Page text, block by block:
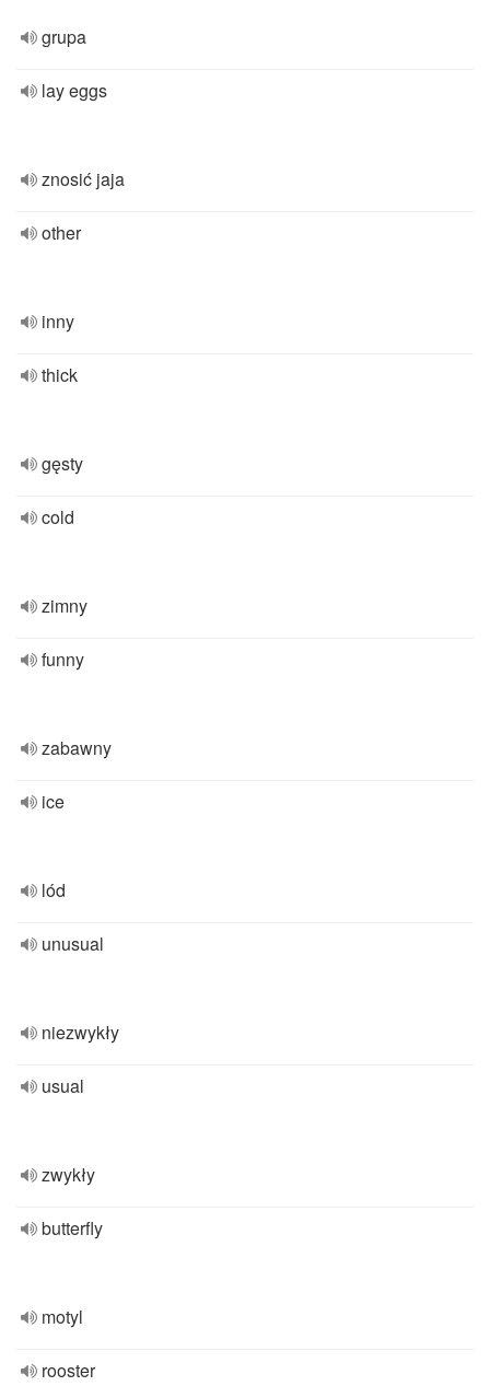
grupa
lay eggs
znosić jaja
other
inny
thick
gęsty
cold
zimny
funny
zabawny
ice
lód
unusual
niezwykły
usual
zwykły
butterfly
motyl
rooster